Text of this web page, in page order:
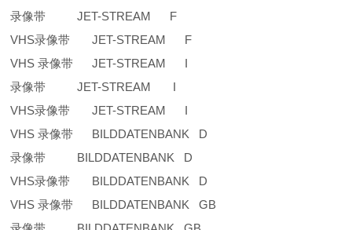
录像带 JET-STREAM F
VHS录像带 JET-STREAM F
VHS 录像带 JET-STREAM I
录像带 JET-STREAM I
VHS录像带 JET-STREAM I
VHS 录像带 BILDDATENBANK D
录像带 BILDDATENBANK D
VHS录像带 BILDDATENBANK D
VHS 录像带 BILDDATENBANK GB